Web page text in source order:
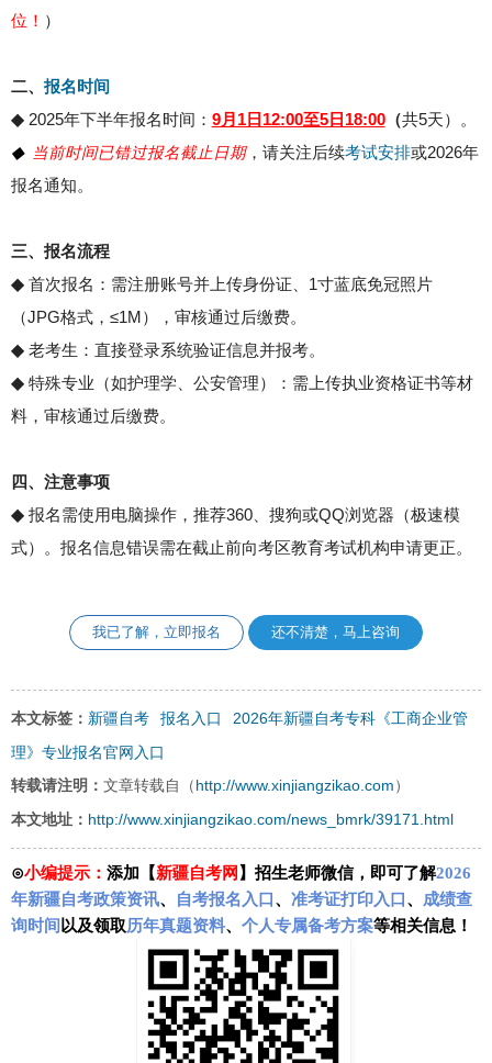
位！ ）
二、 报名时间
◆ ‌2025年下半年报名时间‌： 9月1日12:00至5日18:00（共5天）‌。
◆ 当前时间已错过报名截止日期，请关注后续考试安排或2026年
报名通知。
三、报名流程
◆ ‌首次报名‌：需注册账号并上传身份证、1寸蓝底免冠照片
（JPG格式，≤1M），审核通过后缴费‌。
◆ 老考生‌：直接登录系统验证信息并报考‌。‌
◆ 特殊专业‌（如护理学、公安管理）：需上传执业资格证书等材
料，审核通过后缴费‌。
四、注意事项
◆ 报名需使用电脑操作，推荐360、搜狗或QQ浏览器（极速模
式）‌。报名信息错误需在截止前向考区教育考试机构申请更正。
我已了解，立即报名 还不清楚，马上咨询
本文标签： 新疆自考 报名入口
2026年新疆自考专科《工商企业管
理》专业报名官网入口
转载请注明： 文章转载自（ http://www.xinjiangzikao.com ）
本文地址： http://www.xinjiangzikao.com/news_bmrk/39171.html
⊙小编提示： 添加【新疆自考网 】招生老师微信，即可了解2026
年新疆自考政策资讯、 自考报名入口 、 准考证打印入口 、 成绩查
询时间 以及领取历年真题资料、 个人专属备考方案等相关信息！